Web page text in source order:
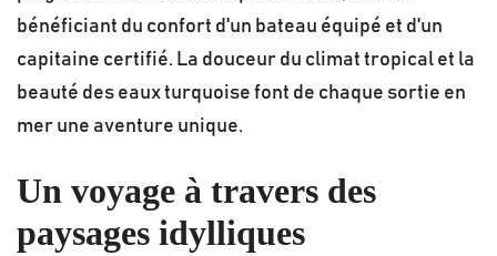
bénéficiant du confort d'un bateau équipé et d'un
capitaine certifié. La douceur du climat tropical et la
beauté des eaux turquoise font de chaque sortie en
mer une aventure unique.
Un voyage à travers des
paysages idylliques